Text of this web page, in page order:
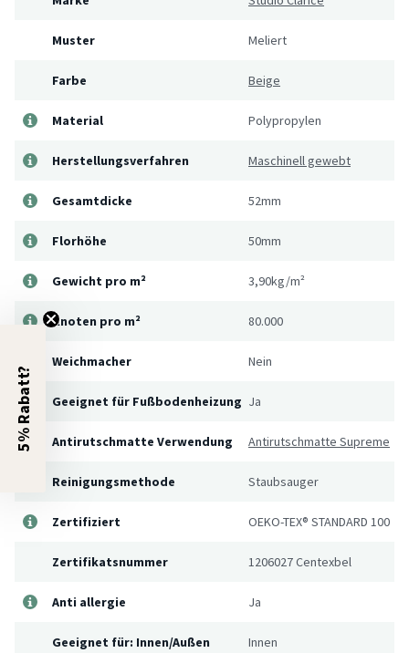
Muster Meliert
Farbe Beige
Material Polypropylen
Herstellungsverfahren Maschinell gewebt
Gesamtdicke 52mm
Florhöhe 50mm
Gewicht pro m² 3,90kg/m²
Knoten pro m² 80.000
Weichmacher Nein
Geeignet für Fußbodenheizung Ja
Antirutschmatte Verwendung Antirutschmatte Supreme
Reinigungsmethode Staubsauger
Zertifiziert OEKO-TEX® STANDARD 100
Zertifikatsnummer 1206027 Centexbel
Anti allergie Ja
Geeignet für: Innen/Außen Innen
5% Rabatt?